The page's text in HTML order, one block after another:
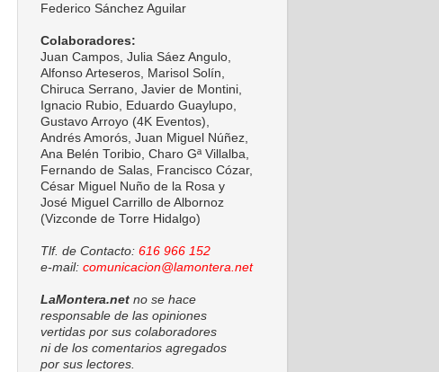
Federico Sánchez Aguilar
Colaboradores:
Juan Campos, Julia Sáez Angulo,
Alfonso Arteseros, Marisol Solín,
Chiruca Serrano, Javier de Montini,
Ignacio Rubio, Eduardo Guaylupo,
Gustavo Arroyo (4K Eventos),
Andrés Amorós, Juan Miguel Núñez,
Ana Belén Toribio, Charo Gª Villalba,
Fernando de Salas, Francisco Cózar,
César Miguel Nuño de la Rosa y
José Miguel Carrillo de Albornoz
(Vizconde de Torre Hidalgo)
Tlf. de Contacto: 616 966 152
e-mail: comunicacion@lamontera.net
LaMontera.net no se hace
responsable de las opiniones
vertidas por sus colaboradores
ni de los comentarios agregados
por sus lectores.